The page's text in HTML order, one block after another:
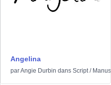
Angelina
parAngie Durbin dans Script/